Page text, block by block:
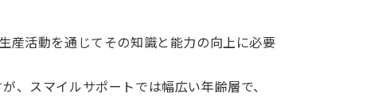
産活動を通じてその知識と能力の向上に必要
、スマイルサポートでは幅広い年齢層で、